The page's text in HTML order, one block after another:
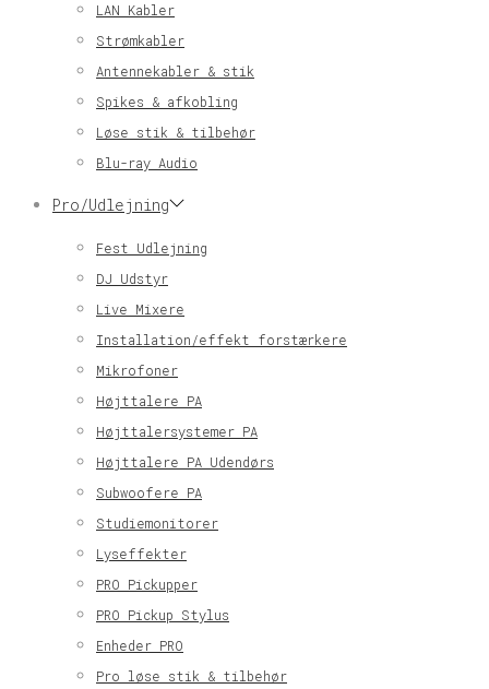
LAN Kabler
Strømkabler
Antennekabler & stik
Spikes & afkobling
Løse stik & tilbehør
Blu-ray Audio
Pro/Udlejning
Fest Udlejning
DJ Udstyr
Live Mixere
Installation/effekt forstærkere
Mikrofoner
Højttalere PA
Højttalersystemer PA
Højttalere PA Udendørs
Subwoofere PA
Studiemonitorer
Lyseffekter
PRO Pickupper
PRO Pickup Stylus
Enheder PRO
Pro løse stik & tilbehør